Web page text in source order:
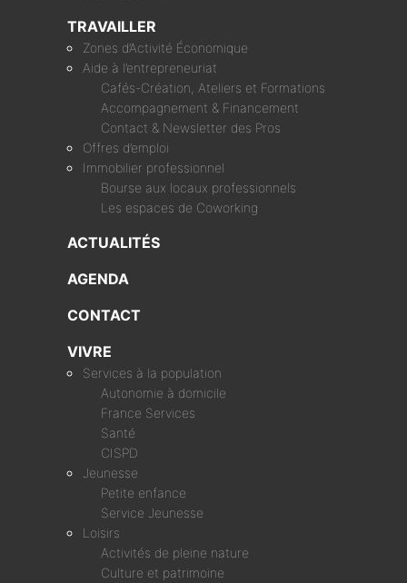
TRAVAILLER
Zones d’Activité Économique
Aide à l’entrepreneuriat
Cafés-Création, Ateliers et Formations
Accompagnement & Financement
Contact & Newsletter des Pros
Offres d’emploi
Immobilier professionnel
Bourse aux locaux professionnels
Les espaces de Coworking
ACTUALITÉS
AGENDA
CONTACT
VIVRE
Services à la population
Autonomie à domicile
France Services
Santé
CISPD
Jeunesse
Petite enfance
Service Jeunesse
Loisirs
Activités de pleine nature
Culture et patrimoine